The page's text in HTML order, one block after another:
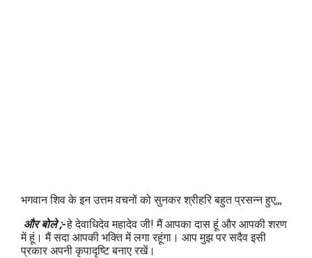
भगवान शिव के इन उत्तम वचनों को सुनकर श्रीहरि बहुत प्रसन्न हुए,,,
और बोले ;-हे देवाधिदेव महादेव जी! मैं आपका दास हूं और आपकी शरण
में हूं। मैं सदा आपकी भक्ति में लगा रहूंगा। आप मुझ पर सदैव इसी
प्रकार अपनी कृपादृष्टि बनाए रखें।